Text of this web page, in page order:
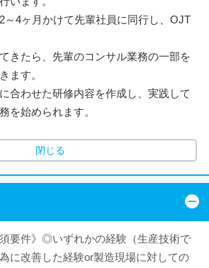
～4ヶ月かけて先輩社員に同行し、OJT
きたら、先輩のコンサル業務の一部を
ます。
合わせた研修内容を作成し、実践して
を始められます。
閉じる
須要件》◎いずれかの経験（生産技術で
に改善した経験or製造現場に対しての